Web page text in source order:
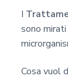
I
sono
Cosa vuol